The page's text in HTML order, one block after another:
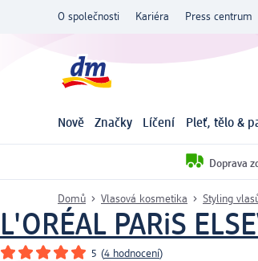
O společnosti Kariéra Press centrum
Nově Značky Líčení Pleť, tělo &
Doprava
Domů Vlasová kosmetika Styling
L'ORÉAL PARiS
5 (4 hodnocení)